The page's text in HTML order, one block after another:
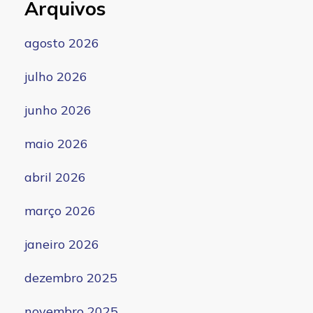
Arquivos
agosto 2026
julho 2026
junho 2026
maio 2026
abril 2026
março 2026
janeiro 2026
dezembro 2025